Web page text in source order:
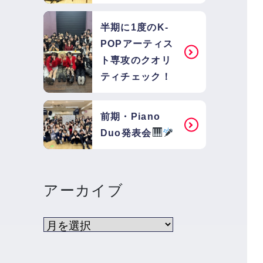
半期に1度のK-
POPアーティス
ト専攻のクオリ
ティチェック！
前期・Piano
Duo発表会
アーカイブ